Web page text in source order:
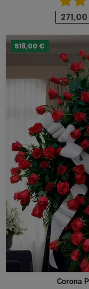
518,00 €
Corona